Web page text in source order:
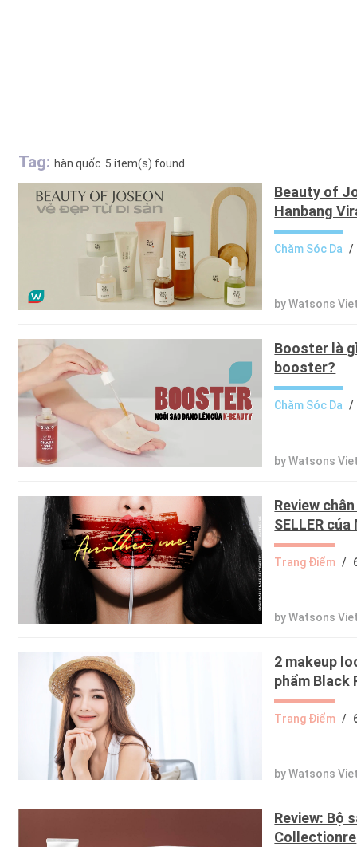
Tag: hàn quốc 5 item(s) found
Beauty of
Hanbang
Chăm Sóc Da /
by Watsons
Booster là
booster?
Chăm Sóc Da /
by Watsons
Review
SELLER
Trang Điểm /
by Watsons
2 makeup
phẩm Black
Trang Điểm /
by Watsons
Review: Bộ
Collectionre